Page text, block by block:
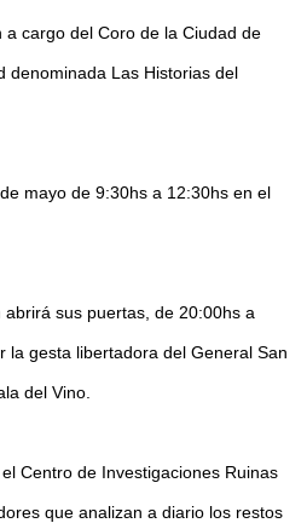
cargo del Coro de la Ciudad de
denominada Las Historias del
mayo de 9:30hs a 12:30hs en el
sus puertas, de 20:00hs a
la gesta libertadora del General San
del Vino.
Centro de Investigaciones Ruinas
que analizan a diario los restos